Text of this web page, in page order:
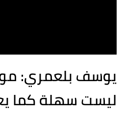
يوسف بلعمري:
ليست سهلة كما